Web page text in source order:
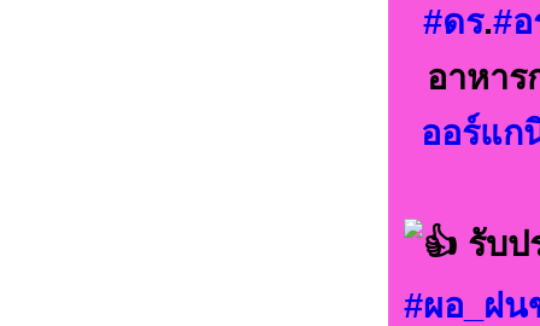
#ดร.#
อาหา
ออร์แก
รับป
#ผอ_ฝน